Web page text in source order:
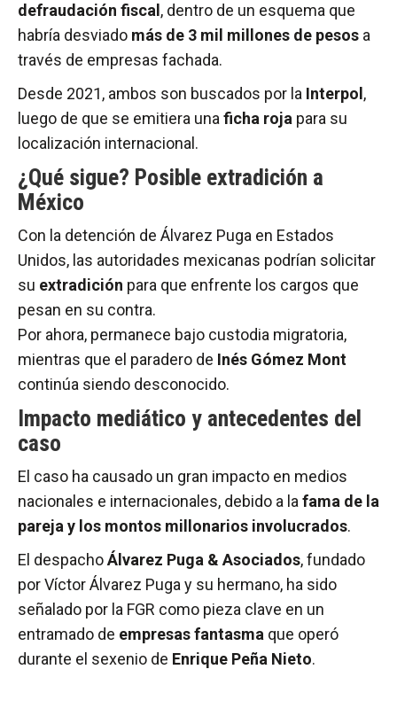
defraudación fiscal , dentro de un esquema que
habría desviado más de 3 mil millones de pesos a
través de empresas fachada.
Desde 2021, ambos son buscados por la Interpol ,
luego de que se emitiera unaficha roja para su
localización internacional.
¿Qué sigue? Posible extradición a
México
Con la detención de Álvarez Puga en Estados
Unidos, las autoridades mexicanas podrían solicitar
su extradición para que enfrente los cargos que
pesan en su contra.
Por ahora, permanece bajo custodia migratoria,
mientras que el paradero de Inés Gómez Mont
continúa siendo desconocido.
Impacto mediático y antecedentes del
caso
El caso ha causado un gran impacto en medios
nacionales e internacionales, debido a lafama de la
pareja y los montos millonarios involucrados.
El despachoÁlvarez Puga & Asociados, fundado
por Víctor Álvarez Puga y su hermano, ha sido
señalado por la FGR como pieza clave en un
entramado de empresas fantasma que operó
durante el sexenio de Enrique Peña Nieto.